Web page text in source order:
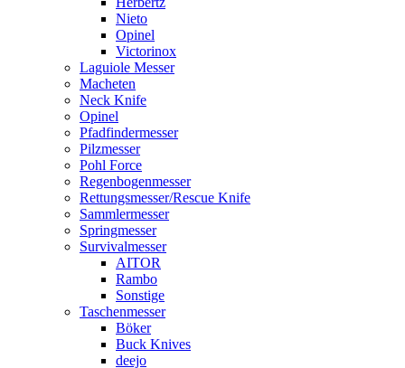
Nieto
Opinel
Victorinox
Laguiole Messer
Macheten
Neck Knife
Opinel
Pfadfindermesser
Pilzmesser
Pohl Force
Regenbogenmesser
Rettungsmesser/Rescue Knife
Sammlermesser
Springmesser
Survivalmesser
AITOR
Rambo
Sonstige
Taschenmesser
Böker
Buck Knives
deejo